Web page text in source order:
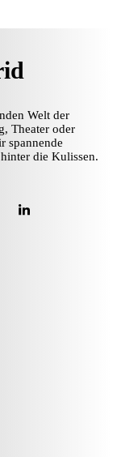
Welt der
Theater oder
spannende
die Kulissen.